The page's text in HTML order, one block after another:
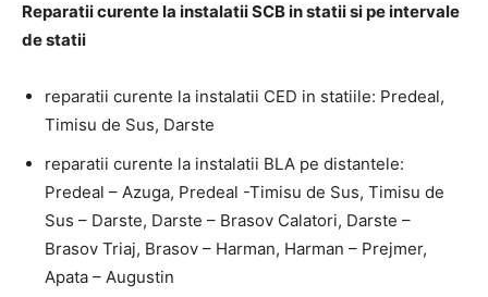
Reparatii curente la instalatii SCB in statii si pe intervale
de statii
reparatii curente la instalatii CED in statiile: Predeal,
Timisu de Sus, Darste
reparatii curente la instalatii BLA pe distantele:
Predeal – Azuga, Predeal -Timisu de Sus, Timisu de
Sus – Darste, Darste – Brasov Calatori, Darste –
Brasov Triaj, Brasov – Harman, Harman – Prejmer,
Apata – Augustin